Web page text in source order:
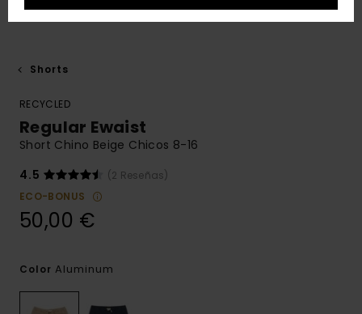
Shorts
RECYCLED
Regular Ewaist
Short Chino Beige Chicos 8-16
4.5
(2 Reseñas)
ECO-BONUS
50,00 €
Color Aluminum